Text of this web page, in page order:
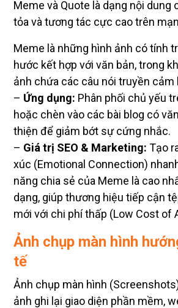
Meme và Quote là dạng nội dung
tỏa và tương tác cực cao trên
Meme là những hình ảnh có tính
hước kết hợp với văn bản, trong
ảnh chứa các câu nói truyền cảm
– Ứng dụng: Phân phối chủ yếu
hoặc chèn vào các bài blog có
thiện để giảm bớt sự cứng nhắc.
– Giá trị SEO & Marketing: Tạo
xúc (Emotional Connection)
năng chia sẻ của Meme là cao
dạng, giúp thương hiệu tiếp cận
mới với chi phí thấp (Low Cost of
Ảnh chụp màn hình
tế
Ảnh chụp màn hình
ảnh ghi lại giao diện phần mềm,